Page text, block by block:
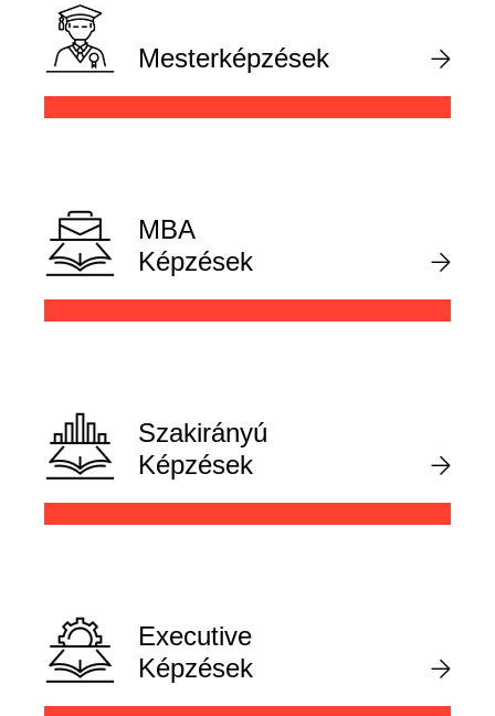
Mesterképzések
MBA
Képzések
Szakirányú
Képzések
Executive
Képzések